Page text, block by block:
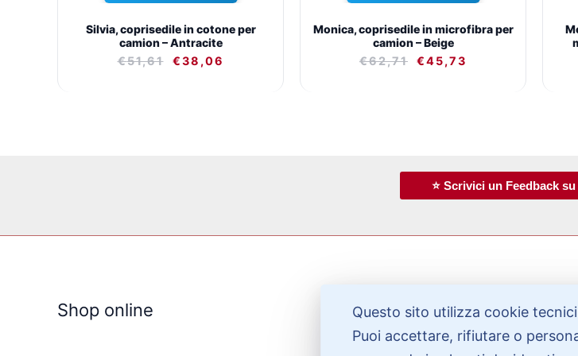
Silvia, coprisedile in cotone per
camion – Antracite
€51,61 €38,06
Monica, coprisedile in microfibra per
camion – Beige
€62,71 €45,73
⭐ Scrivici un Feedback
Shop online Bisogno di aiuto?
Questo sito utilizza cookie
Puoi accettare, rifiutare o